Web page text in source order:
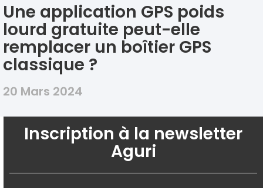
Une application GPS poids
lourd gratuite peut-elle
remplacer un boîtier GPS
classique ?
20 Mars 2024
Inscription à la newsletter
Aguri